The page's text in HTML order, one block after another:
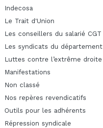
Indecosa
Le Trait d'Union
Les conseillers du salarié CGT
Les syndicats du département
Luttes contre l’extrême droite
Manifestations
Non classé
Nos repères revendicatifs
Outils pour les adhérents
Répression syndicale